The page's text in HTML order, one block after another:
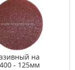
на
- 125мм